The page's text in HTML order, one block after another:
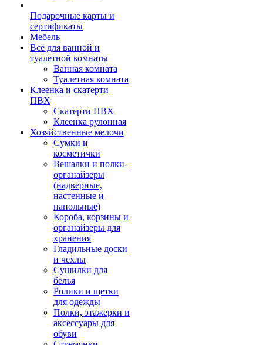
Подарочные карты и
сертификаты
Мебель
Всё для ванной и
туалетной комнаты
Ванная комната
Туалетная комната
Клеенка и скатерти
ПВХ
Скатерти ПВХ
Клеенка рулонная
Хозяйственные мелочи
Сумки и
косметички
Вешалки и полки-
органайзеры
(надверные,
настенные и
напольные)
Короба, корзины и
органайзеры для
хранения
Гладильные доски
и чехлы
Сушилки для
белья
Ролики и щетки
для одежды
Полки, этажерки и
аксессуары для
обуви